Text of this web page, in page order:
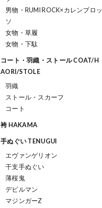
男物・RUMI ROCK×カレンブロッ
ソ
女物・草履
女物・下駄
コート・羽織・ストール COAT/H
AORI/STOLE
羽織
ストール・スカーフ
コート
袴 HAKAMA
手ぬぐい TENUGUI
エヴァンゲリオン
干支手ぬぐい
薄桜鬼
デビルマン
マジンガーZ